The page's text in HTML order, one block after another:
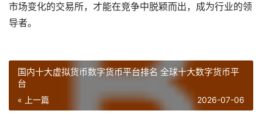
市场变化的交易所，才能在竞争中脱颖而出，成为行业的领
导者。
国内十大虚拟货币数字货币平台排名 全球十大数字货币平
台
« 上一篇 2026-07-06